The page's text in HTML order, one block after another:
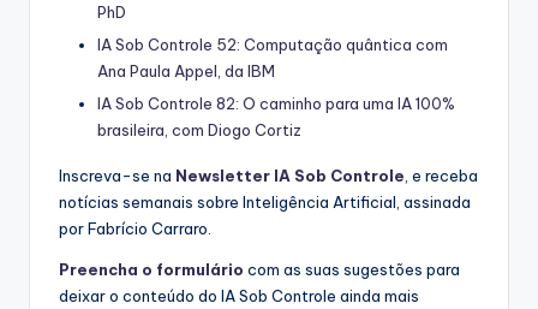
PhD
IA Sob Controle 52: Computação quântica com
Ana Paula Appel, da IBM
IA Sob Controle 82: O caminho para uma IA 100%
brasileira, com Diogo Cortiz
Inscreva-se na Newsletter IA Sob Controle, e receba
notícias semanais sobre Inteligência Artificial, assinada
por Fabrício Carraro.
Preencha o formulário com as suas sugestões para
deixar o conteúdo do IA Sob Controle ainda mais